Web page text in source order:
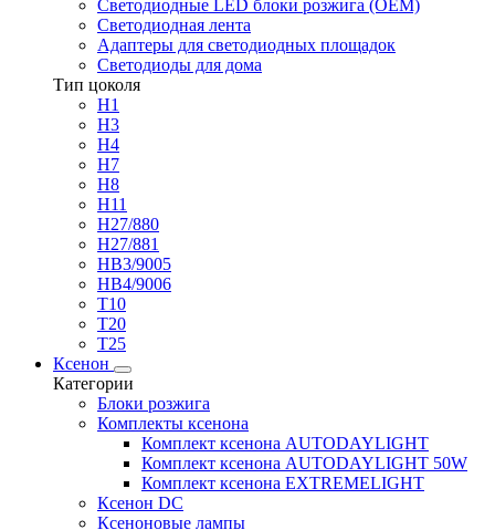
Светодиодные LED блоки розжига (OEM)
Светодиодная лента
Адаптеры для светодиодных площадок
Светодиоды для дома
Тип цоколя
H1
H3
H4
H7
H8
H11
H27/880
H27/881
HB3/9005
HB4/9006
T10
T20
T25
Ксенон
Категории
Блоки розжига
Комплекты ксенона
Комплект ксенона AUTODAYLIGHT
Комплект ксенона AUTODAYLIGHT 50W
Комплект ксенона EXTREMELIGHT
Ксенон DC
Ксеноновые лампы